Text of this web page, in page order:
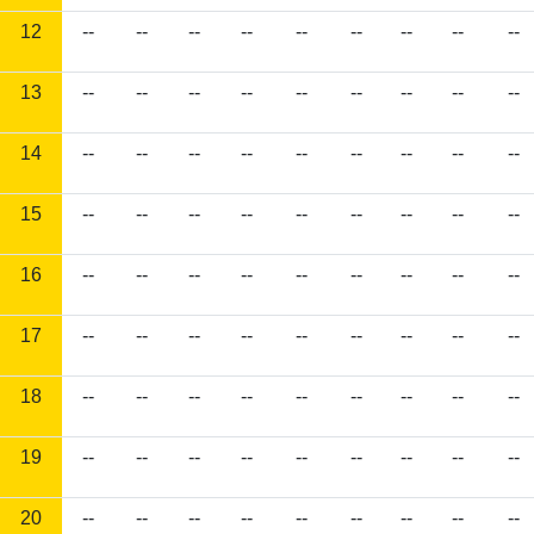
12 -- -- -- -- -- -- -- -- --
13 -- -- -- -- -- -- -- -- --
14 -- -- -- -- -- -- -- -- --
15 -- -- -- -- -- -- -- -- --
16 -- -- -- -- -- -- -- -- --
17 -- -- -- -- -- -- -- -- --
18 -- -- -- -- -- -- -- -- --
19 -- -- -- -- -- -- -- -- --
20 -- -- -- -- -- -- -- -- --